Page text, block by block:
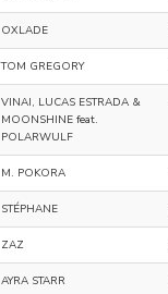
OXLADE
TOM GREGORY
VINAI, LUCAS ESTRADA &
MOONSHINE feat.
POLARWULF
M. POKORA
STÉPHANE
ZAZ
AYRA STARR